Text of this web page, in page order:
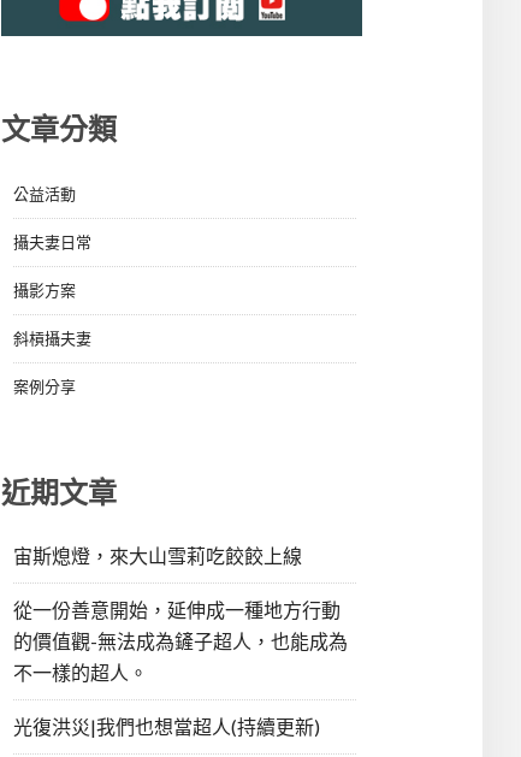
文章分類
公益活動
攝夫妻日常
攝影方案
斜槓攝夫妻
案例分享
近期文章
宙斯熄燈，來大山雪莉吃餃餃上線
從一份善意開始，延伸成一種地方行動
的價值觀-無法成為鏟子超人，也能成為
不一樣的超人。
光復洪災|我們也想當超人(持續更新)